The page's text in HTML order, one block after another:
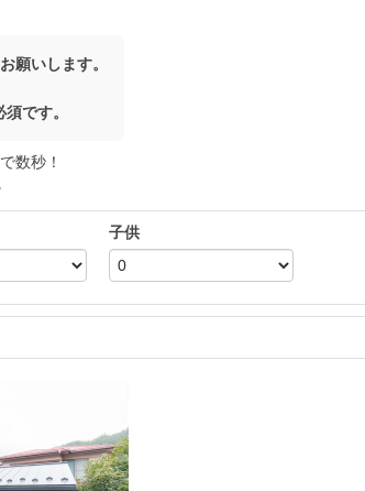
願いします。
です。
数秒！
子供